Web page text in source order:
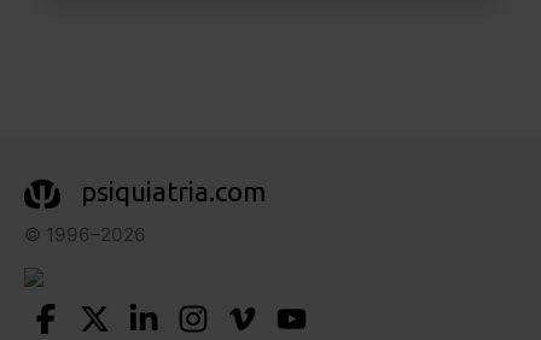
psiquiatria.com
© 1996–2026